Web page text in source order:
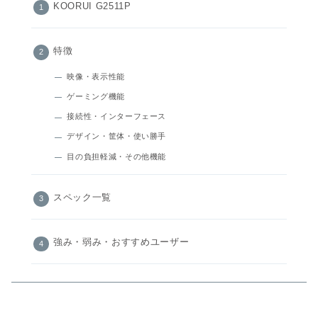
KOORUI G2511P
特徴
映像・表示性能
ゲーミング機能
接続性・インターフェース
デザイン・筐体・使い勝手
目の負担軽減・その他機能
スペック一覧
強み・弱み・おすすめユーザー